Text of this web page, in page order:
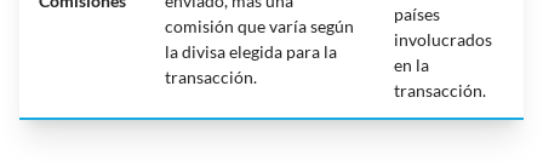
comisión que varía según
la divisa elegida para la
transacción.
países
involucrados
en la
transacción.